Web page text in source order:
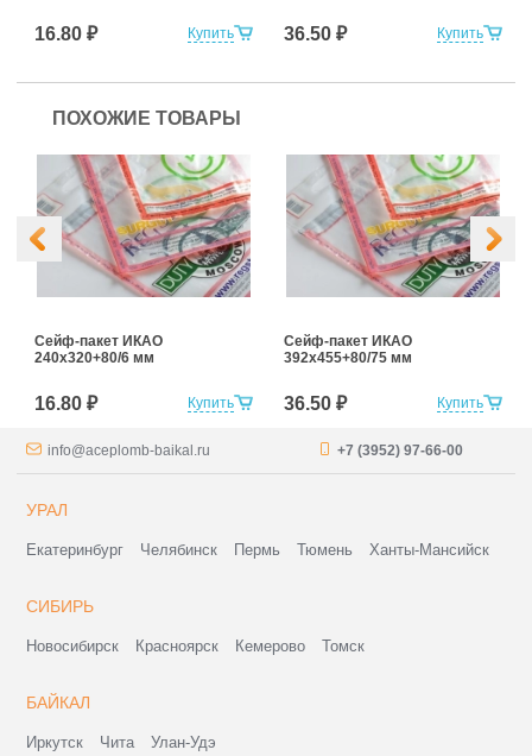
Купить
16.80 ₽ Купить
36.50 ₽
ПОХОЖИЕ ТОВАРЫ
Купить
Сейф-пакет ИКАО
240х320+80/6 мм
16.80 ₽ Купить
Сейф-пакет ИКАО
392х455+80/75 мм
36.50 ₽
info@aceplomb-baikal.ru +7 (3952) 97-66-00
УРАЛ
Екатеринбург Челябинск Пермь Тюмень Ханты-Мансийск
СИБИРЬ
Новосибирск Красноярск Кемерово Томск
БАЙКАЛ
Иркутск Чита Улан-Удэ